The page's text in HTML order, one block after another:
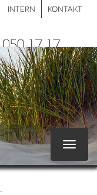
INTERN KONTAKT
Toggle